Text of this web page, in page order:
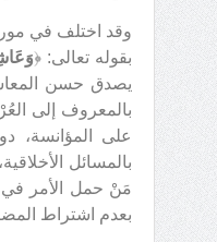
وقد اختلف في
بقوله تعالى: ﴿
يصدق حسن
بالمعروف إلى
على المؤانسة،
بالمسائل
مَنْ حمل الأمر في
بعدم اشتراط